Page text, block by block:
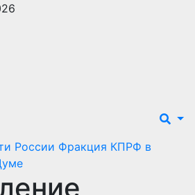
России Фракция КПРФ в